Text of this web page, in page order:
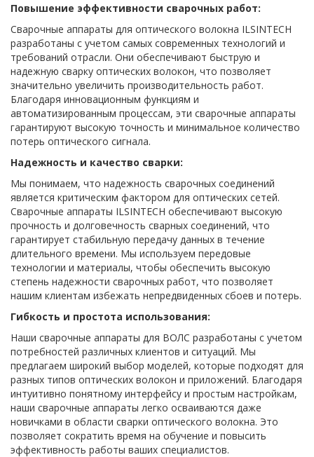
Повышение эффективности сварочных работ:
Сварочные аппараты для оптического волокна ILSINTECH
разработаны с учетом самых современных технологий и
требований отрасли. Они обеспечивают быструю и
надежную сварку оптических волокон, что позволяет
значительно увеличить производительность работ.
Благодаря инновационным функциям и
автоматизированным процессам, эти сварочные аппараты
гарантируют высокую точность и минимальное количество
потерь оптического сигнала.
Надежность и качество сварки:
Мы понимаем, что надежность сварочных соединений
является критическим фактором для оптических сетей.
Сварочные аппараты ILSINTECH обеспечивают высокую
прочность и долговечность сварных соединений, что
гарантирует стабильную передачу данных в течение
длительного времени. Мы используем передовые
технологии и материалы, чтобы обеспечить высокую
степень надежности сварочных работ, что позволяет
нашим клиентам избежать непредвиденных сбоев и потерь.
Гибкость и простота использования:
Наши сварочные аппараты для ВОЛС разработаны с учетом
потребностей различных клиентов и ситуаций. Мы
предлагаем широкий выбор моделей, которые подходят для
разных типов оптических волокон и приложений. Благодаря
интуитивно понятному интерфейсу и простым настройкам,
наши сварочные аппараты легко осваиваются даже
новичками в области сварки оптического волокна. Это
позволяет сократить время на обучение и повысить
эффективность работы ваших специалистов.